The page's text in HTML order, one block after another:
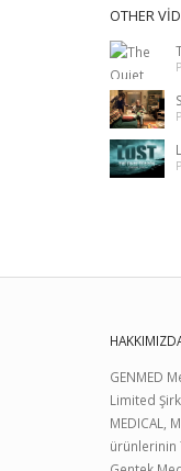
OTHER
GENMED
Limited
MEDICAL,
ürünlerinin